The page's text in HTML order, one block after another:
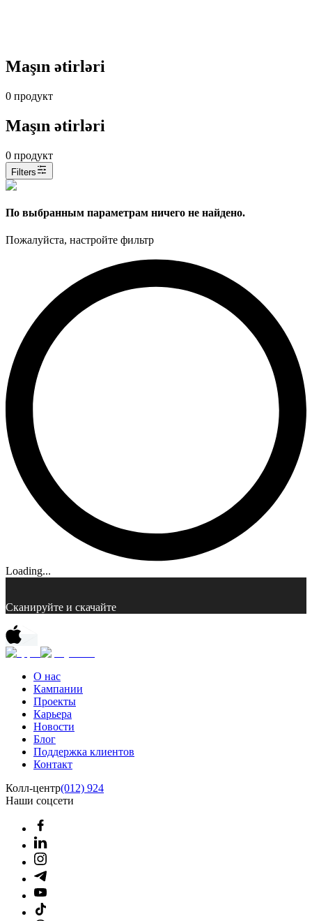
Maşın ətirləri
0 продукт
Maşın ətirləri
0 продукт
Filters
По выбранным параметрам ничего не найдено.
Пожалуйста, настройте фильтр
Loading...
Сканируйте и скачайте
О нас
Кампании
Проекты
Карьера
Новости
Блог
Поддержка клиентов
Контакт
Колл-центр(012) 924
Наши соцсети